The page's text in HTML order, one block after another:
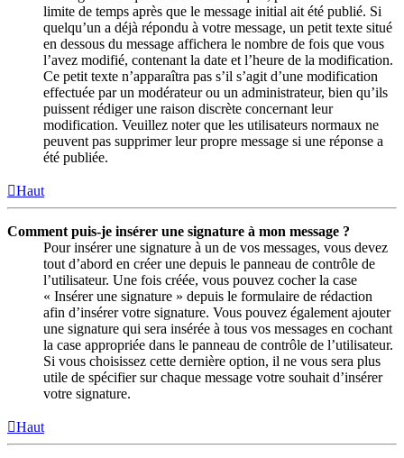
limite de temps après que le message initial ait été publié. Si
quelqu’un a déjà répondu à votre message, un petit texte situé
en dessous du message affichera le nombre de fois que vous
l’avez modifié, contenant la date et l’heure de la modification.
Ce petit texte n’apparaîtra pas s’il s’agit d’une modification
effectuée par un modérateur ou un administrateur, bien qu’ils
puissent rédiger une raison discrète concernant leur
modification. Veuillez noter que les utilisateurs normaux ne
peuvent pas supprimer leur propre message si une réponse a
été publiée.
Haut
Comment puis-je insérer une signature à mon message ?
Pour insérer une signature à un de vos messages, vous devez
tout d’abord en créer une depuis le panneau de contrôle de
l’utilisateur. Une fois créée, vous pouvez cocher la case
« Insérer une signature » depuis le formulaire de rédaction
afin d’insérer votre signature. Vous pouvez également ajouter
une signature qui sera insérée à tous vos messages en cochant
la case appropriée dans le panneau de contrôle de l’utilisateur.
Si vous choisissez cette dernière option, il ne vous sera plus
utile de spécifier sur chaque message votre souhait d’insérer
votre signature.
Haut